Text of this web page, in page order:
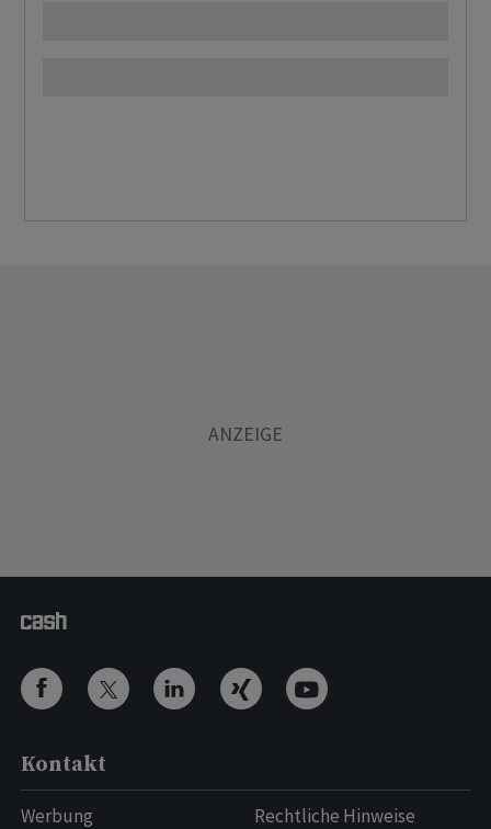
Kontakt
Werbung
Rechtliche Hinweise